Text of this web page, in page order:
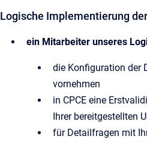
Logische Implementierung
ein Mitarbeiter unseres
die Konfiguration der
vornehmen
in CPCE eine
Ihrer bereitgestellten
für Detailfragen mit